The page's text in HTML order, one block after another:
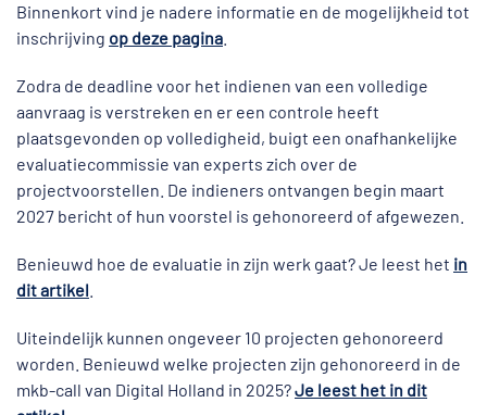
Binnenkort vind je nadere informatie en de mogelijkheid tot
inschrijving op deze pagina
Zodra de deadline voor het indienen van een volledige
aanvraag is verstreken en er een controle heeft
plaatsgevonden op volledigheid, buigt een onafhankelijke
evaluatiecommissie van experts zich over de
projectvoorstellen. De indieners ontvangen begin maart
2027 bericht of hun voorstel is gehonoreerd of afgewezen.
Benieuwd hoe de evaluatie in zijn werk gaat? Je leest het in
dit artikel
Uiteindelijk kunnen ongeveer 10 projecten gehonoreerd
worden. Benieuwd welke projecten zijn gehonoreerd in de
mkb-call van Digital Holland in 2025?Je leest het in dit